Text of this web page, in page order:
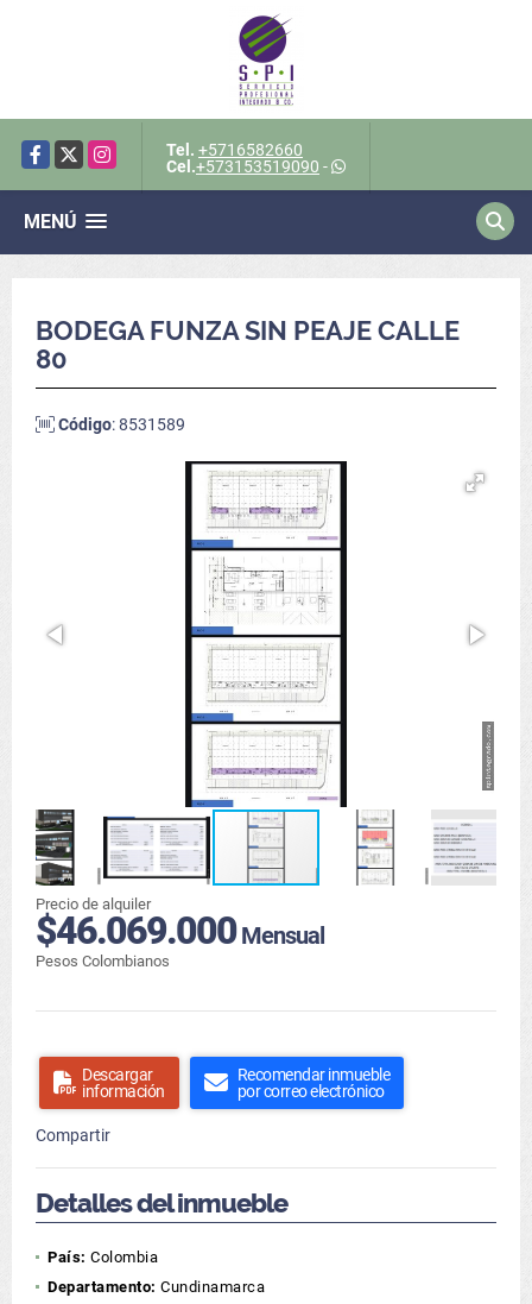
Facebook
X Instagram Tel. +5716582660
Cel.+573153519090 -
MENÚ
BODEGA FUNZA SIN PEAJE CALLE
80
Código: 8531589
Precio de alquiler
$46.069.000Mensual
Pesos Colombianos
Descargar
información
Recomendar inmueble
por correo electrónico
Compartir
Detalles del inmueble
País: Colombia
Departamento: Cundinamarca